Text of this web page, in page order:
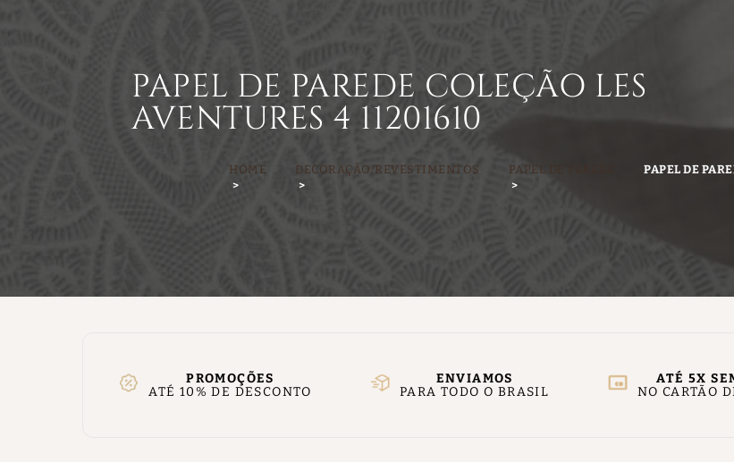
HOME DECORAÇÃO/REVESTIMENTOS PAPEL DE PAREDE PAPEL DE
PAPEL DE PAREDE COLEÇÃO LES
AVENTURES 4 11201610
PROMOÇÕES
ATÉ 10% DE DESCONTO
ENVIAMOS
PARA TODO O BRASIL
ATÉ 5X
NO CARTÃO